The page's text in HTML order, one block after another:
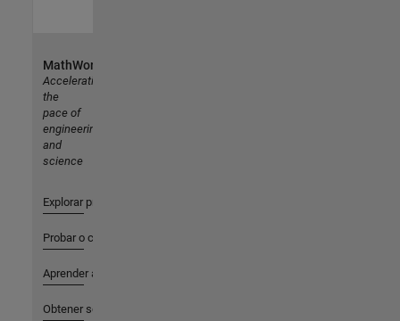
MathWorks
Accelerating
the
pace of
engineering
and
science
Explorar productos
Probar o comprar
Aprender a utilizar
Obtener soporte